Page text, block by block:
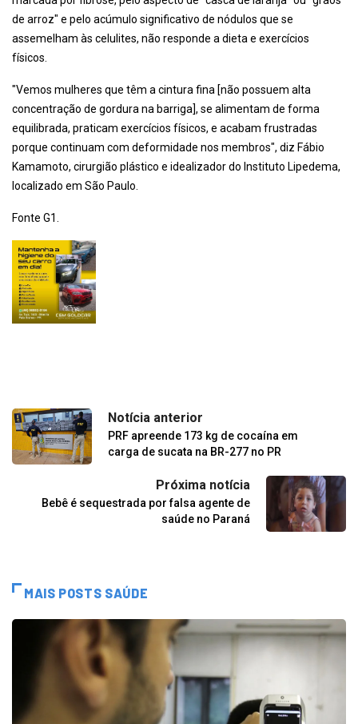
de arroz" e pelo acúmulo significativo de nódulos que se
assemelham às celulites, não responde a dieta e exercícios
físicos.
"Vemos mulheres que têm a cintura fina [não possuem alta
concentração de gordura na barriga], se alimentam de forma
equilibrada, praticam exercícios físicos, e acabam frustradas
porque continuam com deformidade nos membros", diz Fábio
Kamamoto, cirurgião plástico e idealizador do Instituto Lipedema,
localizado em São Paulo.
Fonte G1.
Notícia anterior
PRF apreende 173 kg de cocaína em
carga de sucata na BR-277 no PR
Próxima notícia
Bebê é sequestrada por falsa agente de
saúde no Paraná
MAIS POSTS SAÚDE